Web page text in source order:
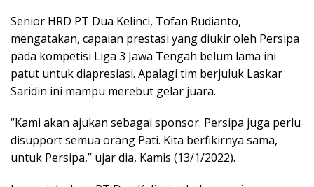
Senior HRD PT Dua Kelinci, Tofan Rudianto,
mengatakan, capaian prestasi yang diukir oleh Persipa
pada kompetisi Liga 3 Jawa Tengah belum lama ini
patut untuk diapresiasi. Apalagi tim berjuluk Laskar
Saridin ini mampu merebut gelar juara.
“Kami akan ajukan sebagai sponsor. Persipa juga perlu
disupport semua orang Pati. Kita berfikirnya sama,
untuk Persipa,” ujar dia, Kamis (13/1/2022).